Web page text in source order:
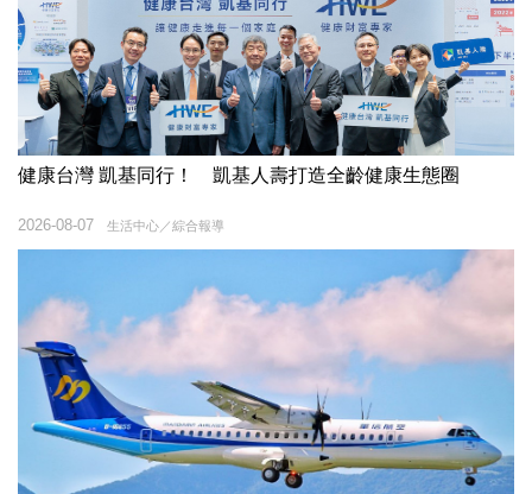
健康台灣 凱基同行！ 凱基人壽打造全齡健康生態圈
生活中心／綜合報導
2026-08-07